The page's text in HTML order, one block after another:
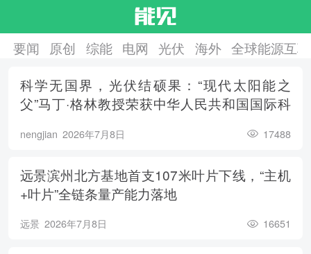
要闻 原创 综能 电网 光伏 海外 全球能源互
科学无国界，光伏结硕果：“现代太阳能之
父”马丁·格林教授荣获中华人民共和国国际科
nengjian 2026年7月8日 17488
远景滨州北方基地首支107米叶片下线，“主机
+叶片”全链条量产能力落地
远景 2026年7月8日 16651